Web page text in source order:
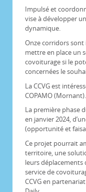
Impulsé et
vise à développer
dynamique.
Onze corridors
mettre en place un
covoiturage si le
concernées le
La CCVG est
COPAMO (Mornant).
La première phase
en janvier 2024,
(opportunité et
Ce projet pourrait
territoire, une
leurs
service de
CCVG en